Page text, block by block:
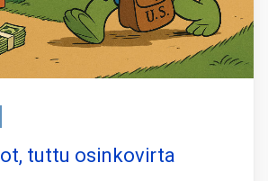
tuttu osinkovirta